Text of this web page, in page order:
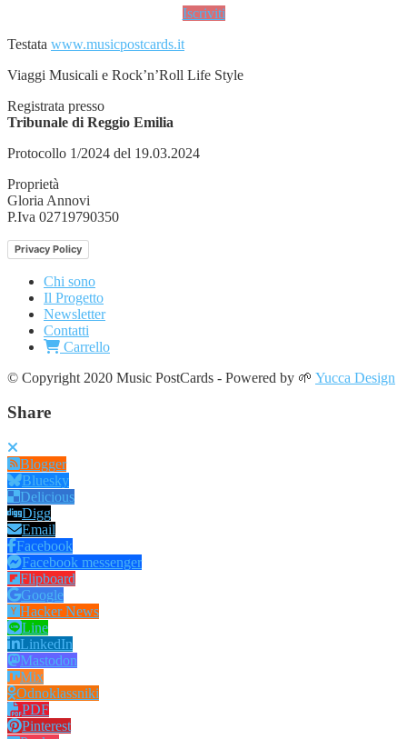
Iscriviti
Testata www.musicpostcards.it
Viaggi Musicali e Rock’n’Roll Life Style
Registrata presso
Tribunale di Reggio Emilia
Protocollo 1/2024 del 19.03.2024
Proprietà
Gloria Annovi
P.Iva 02719790350
Privacy Policy
Chi sono
Il Progetto
Newsletter
Contatti
Carrello
© Copyright 2020 Music PostCards - Powered by 🌱 Yucca Design
Share
Blogger
Bluesky
Delicious
Digg
Email
Facebook
Facebook messenger
Flipboard
Google
Hacker News
Line
LinkedIn
Mastodon
Mix
Odnoklassniki
PDF
Pinterest